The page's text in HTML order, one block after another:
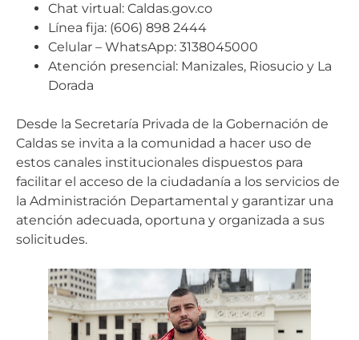
Chat virtual: Caldas.gov.co
Línea fija: (606) 898 2444
Celular – WhatsApp: 3138045000
Atención presencial: Manizales, Riosucio y La
Dorada
Desde la Secretaría Privada de la Gobernación de
Caldas se invita a la comunidad a hacer uso de
estos canales institucionales dispuestos para
facilitar el acceso de la ciudadanía a los servicios de
la Administración Departamental y garantizar una
atención adecuada, oportuna y organizada a sus
solicitudes.